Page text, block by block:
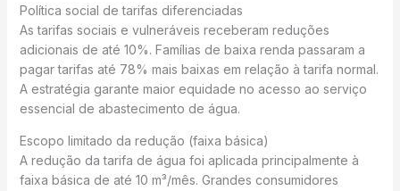
Política social de tarifas diferenciadas
As tarifas sociais e vulneráveis receberam reduções
adicionais de até 10%. Famílias de baixa renda passaram a
pagar tarifas até 78% mais baixas em relação à tarifa normal.
A estratégia garante maior equidade no acesso ao serviço
essencial de abastecimento de água.
Escopo limitado da redução (faixa básica)
A redução da tarifa de água foi aplicada principalmente à
faixa básica de até 10 m³/mês. Grandes consumidores